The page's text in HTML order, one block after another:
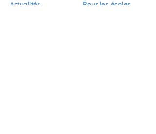
Actualités Pour les écoles